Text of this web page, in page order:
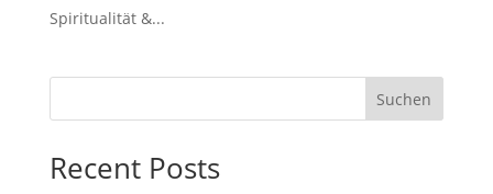
Spiritualität &...
Suchen
Recent Posts